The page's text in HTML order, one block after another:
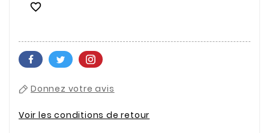

Donnez votre avis
Voir les conditions de retour